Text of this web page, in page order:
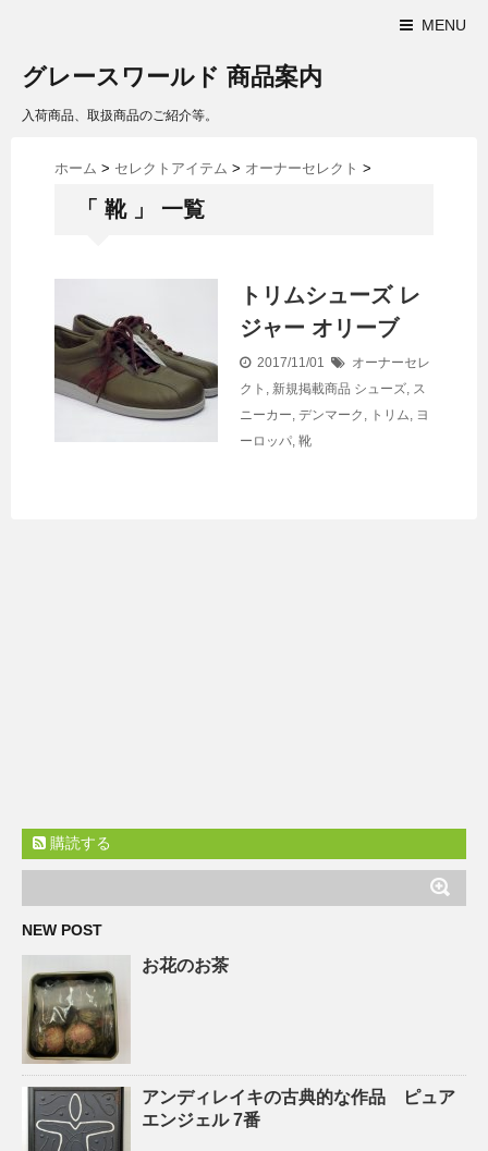
MENU
グレースワールド 商品案内
入荷商品、取扱商品のご紹介等。
ホーム > セレクトアイテム > オーナーセレクト >
「 靴 」 一覧
トリムシューズ レ
ジャー オリーブ
2017/11/01
オーナーセレ
クト , 新規掲載商品 シューズ, ス
ニーカー, デンマーク , トリム, ヨ
ーロッパ, 靴
購読する
NEW POST
お花のお茶
アンディレイキの古典的な作品 ピュア
エンジェル 7番